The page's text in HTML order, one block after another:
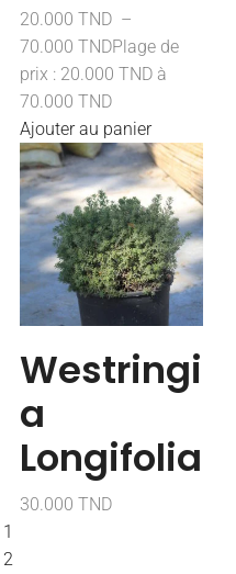
20.000 TND –
70.000 TNDPlage de
prix : 20.000 TND à
70.000 TND
Ajouter au panier
Westringi
a
Longifolia
30.000 TND
1
2